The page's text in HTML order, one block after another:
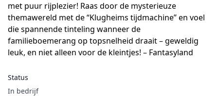
met puur rijplezier! Raas door de mysterieuze
themawereld met de “Klugheims tijdmachine” en voel
die spannende tinteling wanneer de
familieboemerang op topsnelheid draait – geweldig
leuk, en niet alleen voor de kleintjes! – Fantasyland
Status
In bedrijf